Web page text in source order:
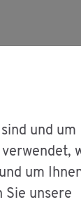
und um
um
Sie unsere
Op­fer­schutz